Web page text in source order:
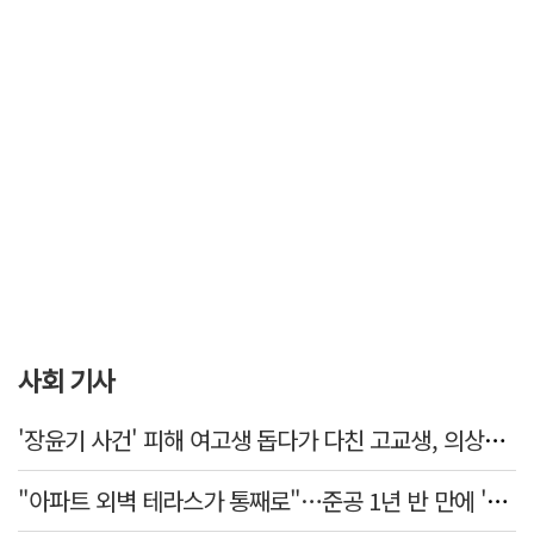
사회 기사
'장윤기 사건' 피해 여고생 돕다가 다친 고교생, 의상자 인정
"아파트 외벽 테라스가 통째로"…준공 1년 반 만에 '아찔 사고'